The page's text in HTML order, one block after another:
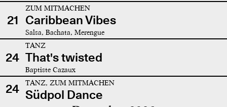
21
ZUM MITMACHEN
Caribbean Vibes
Salsa, Bachata, Merengue
24
TANZ
That's twisted
Baptiste Cazaux
24 TANZ, ZUM MITMACHEN
Südpol Dance